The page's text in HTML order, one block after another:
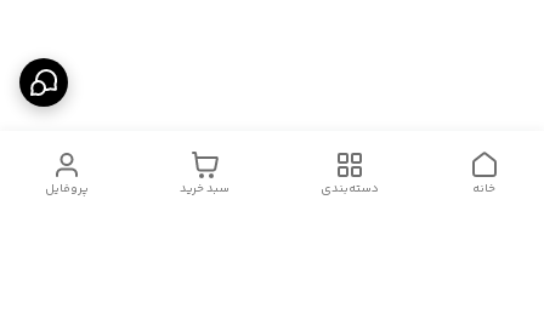
پروفایل سبد خرید دسته‌بندی خانه